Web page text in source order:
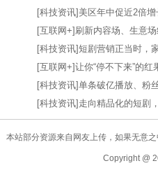
[科技资讯] 美区年中促近2倍
[互联网+] 刷新内容场、生意
[科技资讯]短剧营销正当时，
[互联网+]让你“停不下来”的
[科技资讯]单条破亿播放、粉
[科技资讯] 走向精品化的短剧
本站部分资源来自网友上传，如果无意
Copyright @